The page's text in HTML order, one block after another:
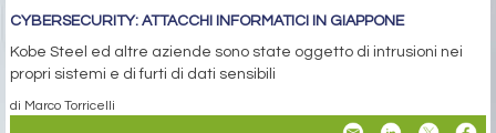
CYBERSECURITY: ATTACCHI INFORMATICI IN GIAPPONE
Kobe Steel ed altre aziende sono state oggetto di intrusioni nei
propri sistemi e di furti di dati sensibili
di Marco Torricelli